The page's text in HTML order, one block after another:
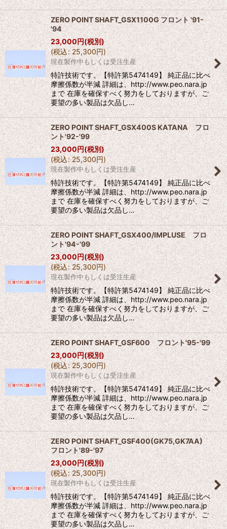
ZERO POINT SHAFT_GSX1100G フロント '91-
'94
23,000円(税別)
(税込: 25,300円)
現在製作中もしくは受注生産
特許技術です。【特許第5474149】 純正品に比べ
摩擦係数が半減 詳細は、http://www.peo.nara.jp
まで 在庫を確保すべく努力をしておりますが、ご
要望の多い製品は欠品し…
ZERO POINT SHAFT_GSX400S KATANA フロ
ント'92-'99
23,000円(税別)
(税込: 25,300円)
現在製作中もしくは受注生産
特許技術です。【特許第5474149】 純正品に比べ
摩擦係数が半減 詳細は、http://www.peo.nara.jp
まで 在庫を確保すべく努力をしておりますが、ご
要望の多い製品は欠品し…
ZERO POINT SHAFT_GSX400/IMPLUSE フロ
ント'94-'99
23,000円(税別)
(税込: 25,300円)
現在製作中もしくは受注生産
特許技術です。【特許第5474149】 純正品に比べ
摩擦係数が半減 詳細は、http://www.peo.nara.jp
まで 在庫を確保すべく努力をしておりますが、ご
要望の多い製品は欠品し…
ZERO POINT SHAFT_GSF600 フロント'95-'99
23,000円(税別)
(税込: 25,300円)
現在製作中もしくは受注生産
特許技術です。【特許第5474149】 純正品に比べ
摩擦係数が半減 詳細は、http://www.peo.nara.jp
まで 在庫を確保すべく努力をしておりますが、ご
要望の多い製品は欠品し…
ZERO POINT SHAFT_GSF400(GK75,GK7AA)
フロント'89-'97
23,000円(税別)
(税込: 25,300円)
現在製作中もしくは受注生産
特許技術です。【特許第5474149】 純正品に比べ
摩擦係数が半減 詳細は、http://www.peo.nara.jp
まで 在庫を確保すべく努力をしておりますが、ご
要望の多い製品は欠品し…